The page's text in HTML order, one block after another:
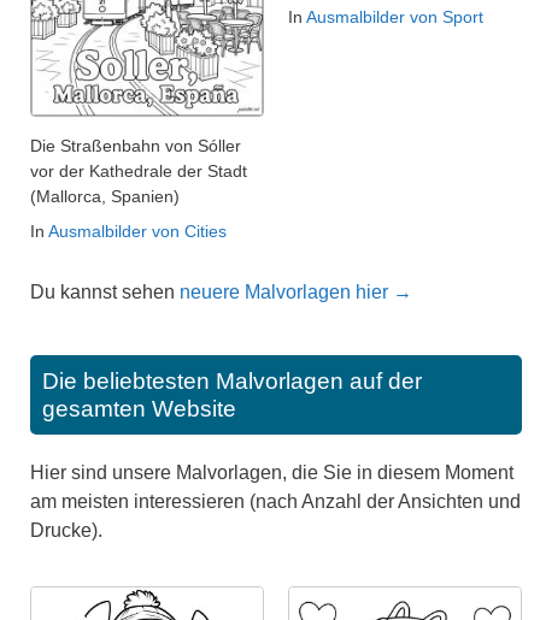
Die Straßenbahn von Sóller
vor der Kathedrale der Stadt
(Mallorca, Spanien)
In Ausmalbilder von Cities
In Ausmalbilder von Sport
Du kannst sehen neuere Malvorlagen hier →
Die beliebtesten Malvorlagen auf der
gesamten Website
Hier sind unsere Malvorlagen, die Sie in diesem Moment
am meisten interessieren (nach Anzahl der Ansichten und
Drucke).